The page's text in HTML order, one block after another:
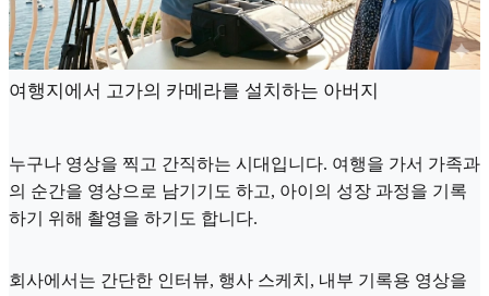
여행지에서 고가의 카메라를 설치하는 아버지
누구나 영상을 찍고 간직하는 시대입니다. 여행을 가서 가족과
의 순간을 영상으로 남기기도 하고, 아이의 성장 과정을 기록
하기 위해 촬영을 하기도 합니다.
회사에서는 간단한 인터뷰, 행사 스케치, 내부 기록용 영상을